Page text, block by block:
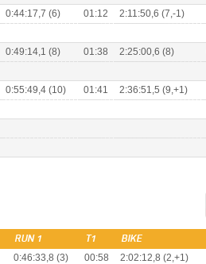
0:44:17,7 (6) 01:12 2:11:50,6 (7,-1)
0:49:14,1 (8) 01:38 2:25:00,6 (8)
0:55:49,4 (10) 01:41 2:36:51,5 (9,+1)
RUN 1 T1 BIKE
0:46:33,8 (3) 00:58 2:02:12,8 (2,+1)